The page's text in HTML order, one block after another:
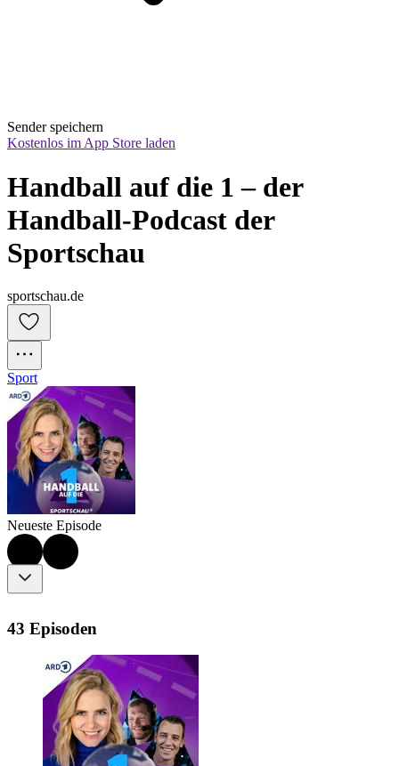
Sender speichern
Kostenlos im App Store laden
Handball auf die 1 – der
Handball-Podcast der
Sportschau
sportschau.de
Sport
Neueste Episode
43 Episoden